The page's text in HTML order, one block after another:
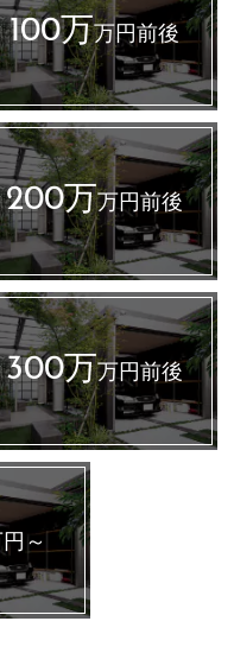
100万万円前後
200万万円前後
300万万円前後
～